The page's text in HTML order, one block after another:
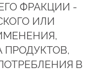
ФРАКЦИИ -
ИЛИ
ПРОДУКТОВ,
В